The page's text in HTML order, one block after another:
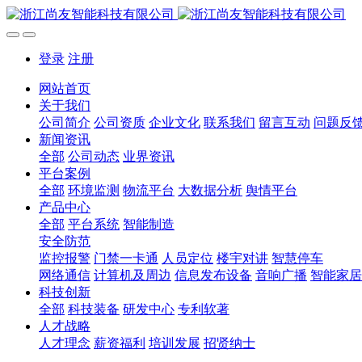
登录 注册
网站首页
关于我们
公司简介 公司资质 企业文化 联系我们 留言互动 问题反
新闻资讯
全部 公司动态 业界资讯
平台案例
全部 环境监测 物流平台 大数据分析 舆情平台
产品中心
全部 平台系统 智能制造
安全防范
监控报警 门禁一卡通 人员定位 楼宇对讲 智慧停车
网络通信 计算机及周边 信息发布设备 音响广播 智能家居
科技创新
全部 科技装备 研发中心 专利软著
人才战略
人才理念 薪资福利 培训发展 招贤纳士